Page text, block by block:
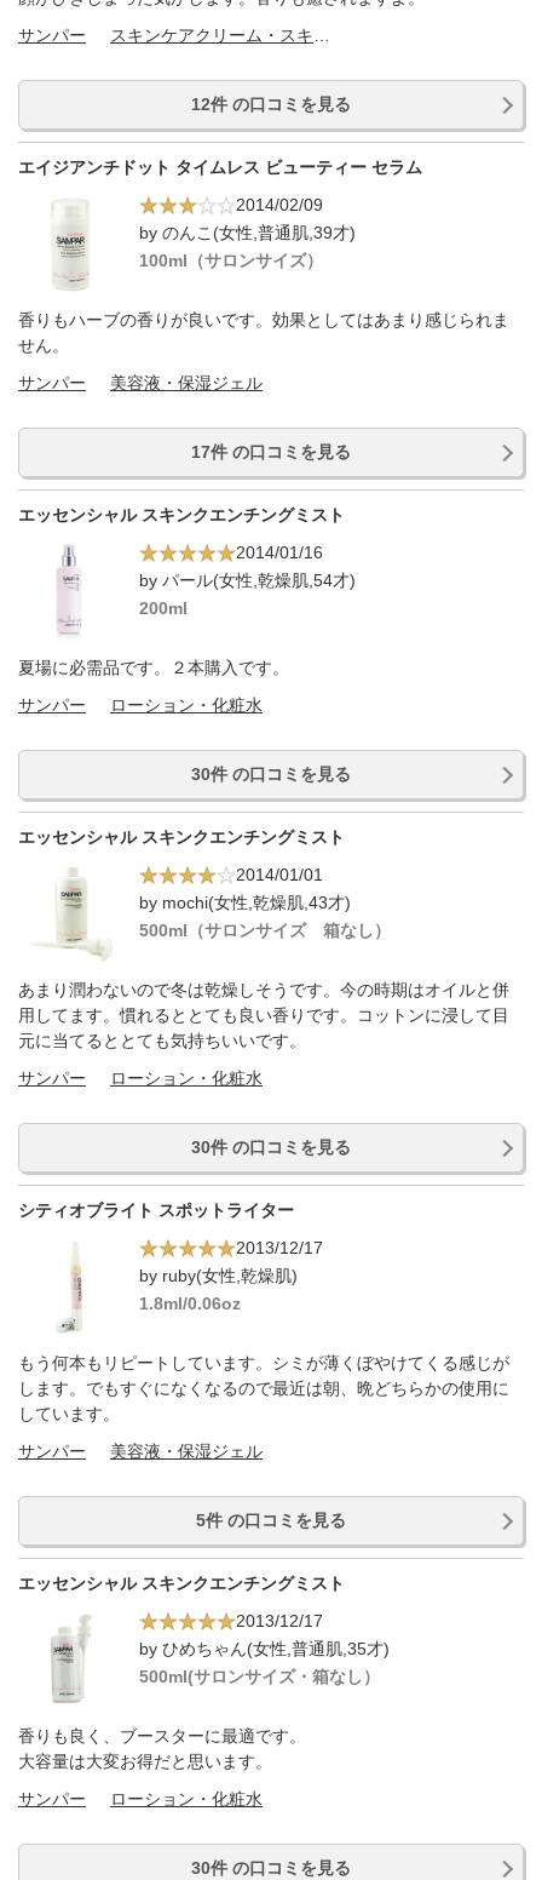
サンパー
12件 の口コミを見る
エイジアンチドット タイムレス ビューティー セラム
2014/02/09
by のんこ(女性,普通肌,39才)
100ml（サロンサイズ）
香りもハーブの香りが良いです。効果としてはあまり感じられま
せん。
サンパー
美容液・保湿ジェル
17件 の口コミを見る
エッセンシャル スキンクエンチングミスト
2014/01/16
by パール(女性,乾燥肌,54才)
200ml
夏場に必需品です。２本購入です。
サンパー
ローション・化粧水
30件 の口コミを見る
エッセンシャル スキンクエンチングミスト
2014/01/01
by mochi(女性,乾燥肌,43才)
500ml（サロンサイズ 箱なし）
あまり潤わないので冬は乾燥しそうです。今の時期はオイルと併
用してます。慣れるととても良い香りです。コットンに浸して目
元に当てるととても気持ちいいです。
サンパー
ローション・化粧水
30件 の口コミを見る
シティオブライト スポットライター
2013/12/17
by ruby(女性,乾燥肌)
1.8ml/0.06oz
もう何本もリピートしています。シミが薄くぼやけてくる感じが
します。でもすぐになくなるので最近は朝、晩どちらかの使用に
しています。
サンパー
美容液・保湿ジェル
5件 の口コミを見る
エッセンシャル スキンクエンチングミスト
2013/12/17
by ひめちゃん(女性,普通肌,35才)
500ml(サロンサイズ・箱なし）
香りも良く、ブースターに最適です。
大容量は大変お得だと思います。
サンパー
ローション・化粧水
30件 の口コミを見る